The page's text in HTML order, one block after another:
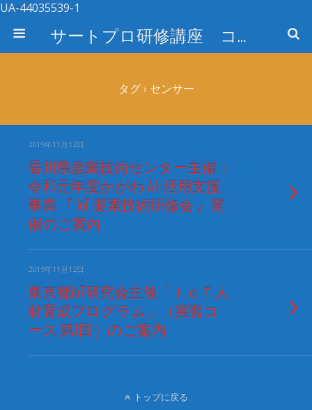
UA-44035539-1
サートプロ研修講座 コース検索
タグ › センサー
2019年11月12日
香川県産業技術センター主催：
令和元年度かがわ AI+活用支援
事業 『 IoT 要素技術研修会 』開
催のご案内
2019年11月12日
東京都IoT研究会主催「ＩｏＴ人
材育成プログラム」（実習コ
ース 第1回）のご案内
トップに戻る